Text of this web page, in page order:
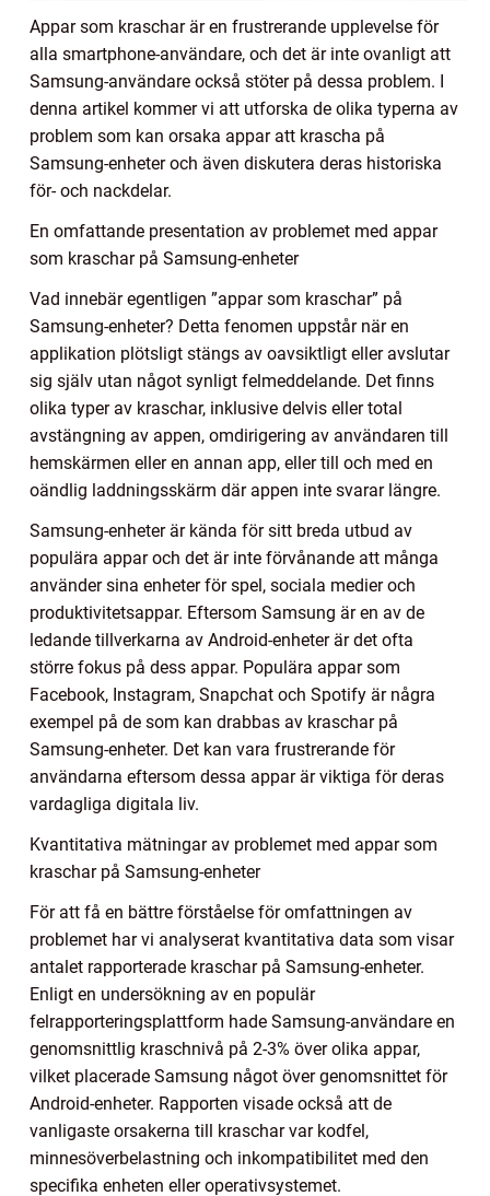
Appar som kraschar är en frustrerande upplevelse för
alla smartphone-användare, och det är inte ovanligt att
Samsung-användare också stöter på dessa problem. I
denna artikel kommer vi att utforska de olika typerna av
problem som kan orsaka appar att krascha på
Samsung-enheter och även diskutera deras historiska
för- och nackdelar.
En omfattande presentation av problemet med appar
som kraschar på Samsung-enheter
Vad innebär egentligen ”appar som kraschar” på
Samsung-enheter? Detta fenomen uppstår när en
applikation plötsligt stängs av oavsiktligt eller avslutar
sig själv utan något synligt felmeddelande. Det finns
olika typer av kraschar, inklusive delvis eller total
avstängning av appen, omdirigering av användaren till
hemskärmen eller en annan app, eller till och med en
oändlig laddningsskärm där appen inte svarar längre.
Samsung-enheter är kända för sitt breda utbud av
populära appar och det är inte förvånande att många
använder sina enheter för spel, sociala medier och
produktivitetsappar. Eftersom Samsung är en av de
ledande tillverkarna av Android-enheter är det ofta
större fokus på dess appar. Populära appar som
Facebook, Instagram, Snapchat och Spotify är några
exempel på de som kan drabbas av kraschar på
Samsung-enheter. Det kan vara frustrerande för
användarna eftersom dessa appar är viktiga för deras
vardagliga digitala liv.
Kvantitativa mätningar av problemet med appar som
kraschar på Samsung-enheter
För att få en bättre förståelse för omfattningen av
problemet har vi analyserat kvantitativa data som visar
antalet rapporterade kraschar på Samsung-enheter.
Enligt en undersökning av en populär
felrapporteringsplattform hade Samsung-användare en
genomsnittlig kraschnivå på 2-3% över olika appar,
vilket placerade Samsung något över genomsnittet för
Android-enheter. Rapporten visade också att de
vanligaste orsakerna till kraschar var kodfel,
minnesöverbelastning och inkompatibilitet med den
specifika enheten eller operativsystemet.